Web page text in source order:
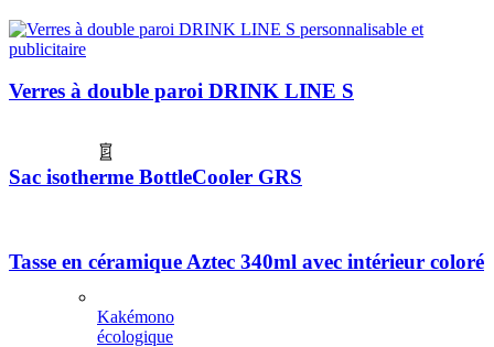
Kakémono
écologique
Verres à double paroi DRINK LINE S
Sac isotherme BottleCooler GRS
Tasse en céramique Aztec 340ml avec intérieur coloré